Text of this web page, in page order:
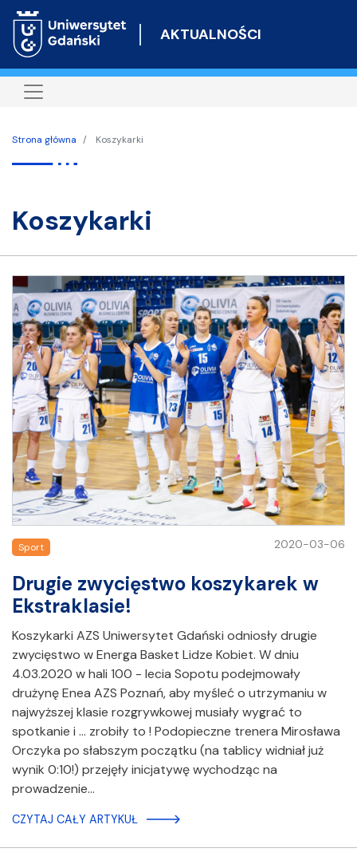
do
AKTUALNOŚCI
Strona główna Koszykarki
koszykarki
Sport 2020-03-06
Drugie zwycięstwo koszykarek w
Ekstraklasie!
Koszykarki AZS Uniwersytet Gdański odniosły drugie
zwycięstwo w Energa Basket Lidze Kobiet. W dniu
4.03.2020 w hali 100 - lecia Sopotu podejmowały
drużynę Enea AZS Poznań, aby myśleć o utrzymaniu w
najwyższej klasie rozgrywkowej musiały wygrać to
spotkanie i ... zrobiły to ! Podopieczne trenera Mirosława
Orczyka po słabszym początku (na tablicy widniał już
wynik 0:10!) przejęły inicjatywę wychodząc na
prowadzenie…
CZYTAJ CAŁY ARTYKUŁ